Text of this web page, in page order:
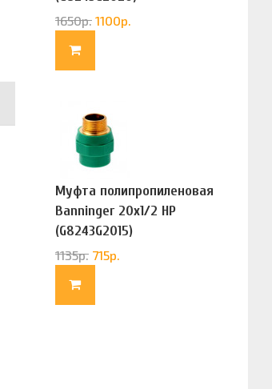
1650р. 1100р.
Муфта полипропиленовая
Banninger 20х1/2 НР
(G8243G2015)
1135р. 715р.